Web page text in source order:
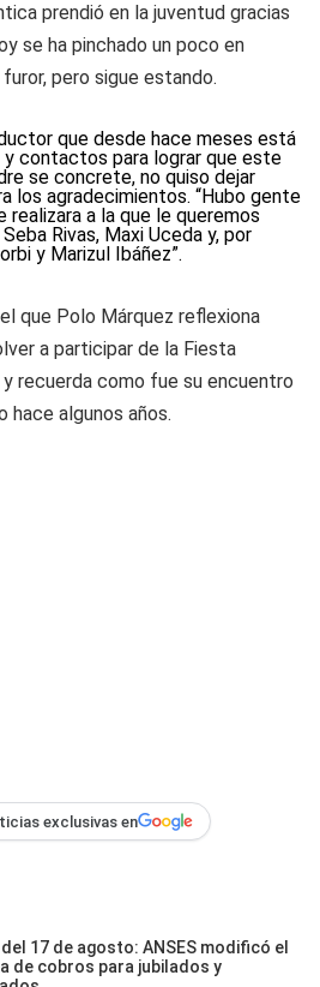
prendió en la juventud gracias
se ha pinchado un poco en
pero sigue estando.
que desde hace meses está
y contactos para lograr que este
se concrete, no quiso dejar
los agradecimientos. “Hubo gente
realizara a la que le queremos
Rivas, Maxi Uceda y, por
y Marizul Ibáñez”.
que Polo Márquez reflexiona
a participar de la Fiesta
y recuerda como fue su encuentro
hace algunos años.
exclusivas en
17 de agosto: ANSES modificó el
de cobros para jubilados y